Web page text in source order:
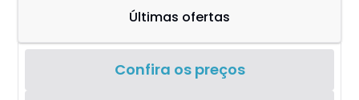
Últimas ofertas
Confira os preços